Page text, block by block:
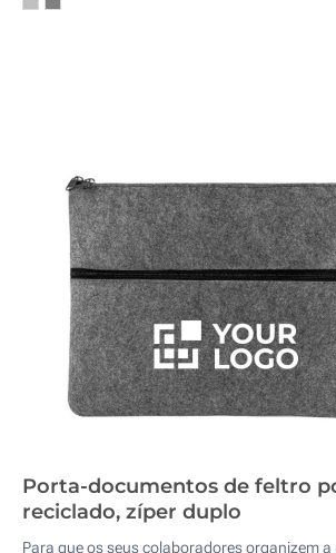
Porta-documentos de feltro
reciclado, zíper duplo
Para que os seus colaboradores organizem